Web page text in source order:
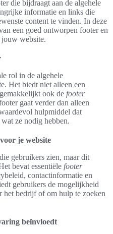
die bijdraagt aan de algehele
informatie en links die
content te vinden. In deze
een goed ontworpen footer en
website.
rol in de algehele
Het biedt niet alleen een
ook de footer
gaat verder dan alleen
hulpmiddel dat
ze nodig hebben.
je website
gebruikers zien, maar dit
bevat essentiële footer
contactinformatie en
gebruikers de mogelijkheid
het bedrijf of om hulp te zoeken
beïnvloedt